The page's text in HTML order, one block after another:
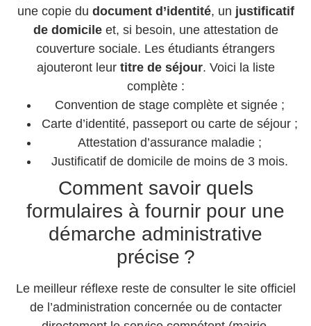
une copie du document d’identité, un justificatif
de domicileet, si besoin, une attestation de
couverture sociale. Les étudiants étrangers
ajouteront leur titre de séjour. Voici la liste
complète :
Convention de stage complète et signée ;
Carte d’identité, passeport ou carte de séjour ;
Attestation d’assurance maladie ;
Justificatif de domicile de moins de 3 mois.
Comment savoir quels
formulaires à fournir pour une
démarche administrative
précise ?
Le meilleur réflexe reste de consulter le site officiel
de l’administration concernée ou de contacter